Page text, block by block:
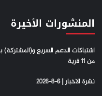
المنشورات الأخيرة
اشتباكات الدعم السريع و(المشتركة)
من 11 قرية
نشرة الاخبار | 6-8-2026